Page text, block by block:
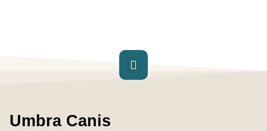
Umbra Canis